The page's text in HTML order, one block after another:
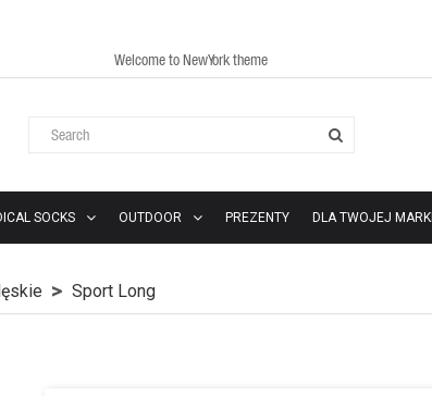
Welcome to NewYork theme
SOCKS OUTDOOR PREZENTY DLA TWOJEJ MARKI
Sport Long